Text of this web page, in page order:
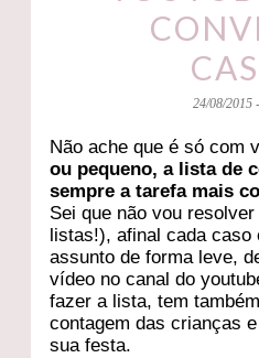
24/08/2015 -
Não ache que é só com
ou pequeno, a lista de
sempre a tarefa mais
Sei que não vou
listas!), afinal cada
assunto de forma leve,
vídeo no canal do
fazer a lista, tem
contagem das crianças
sua festa.